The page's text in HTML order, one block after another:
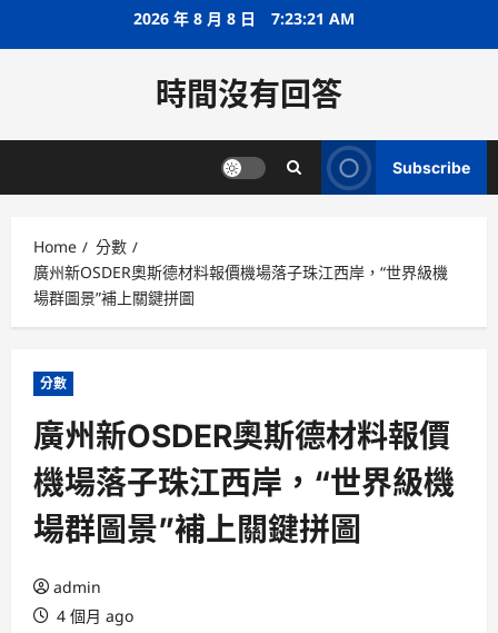
2026 年 8 月 8 日 7:23:21 AM
時間沒有回答
Subscribe
Home
分數
廣州新OSDER奧斯德材料報價機場落子珠江西岸，“世界級機
場群圖景”補上關鍵拼圖
分數
廣州新OSDER奧斯德材料報價
機場落子珠江西岸，“世界級機
場群圖景”補上關鍵拼圖
admin
4 個月 ago